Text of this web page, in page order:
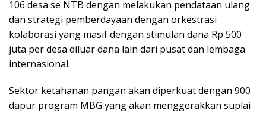
106 desa se NTB dengan melakukan pendataan ulang
dan strategi pemberdayaan dengan orkestrasi
kolaborasi yang masif dengan stimulan dana Rp 500
juta per desa diluar dana lain dari pusat dan lembaga
internasional.
Sektor ketahanan pangan akan diperkuat dengan 900
dapur program MBG yang akan menggerakkan suplai